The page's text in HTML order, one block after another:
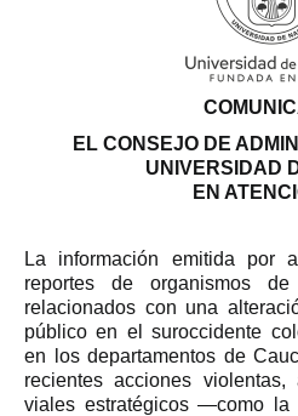
EL CONSEJO DE
UNIVERSIDAD
EN
La información emitida por
reportes de organismos
relacionados con una
público en el suroccidente
en los departamentos de
recientes acciones violentas,
viales estratégicos —como